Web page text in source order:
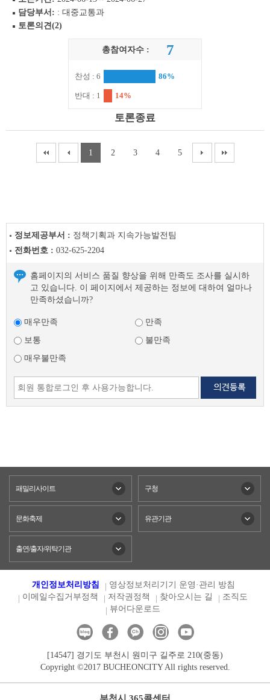
담당부서: : 대중교통과
토론의견(2)
총참여자수 : 7
찬성 : 6 86%
반대 : 1 14%
토론종료
1 2 3 4 5
정보제공부서 : 정책기획과 지속가능발전팀
전화번호 : 032-625-2204
홈페이지의 서비스 품질 향상을 위해 만족도 조사를 실시하
고 있습니다. 이 페이지에서 제공하는 정보에 대하여 얼마나
만족하셨습니까?
매우만족
만족
보통
불만족
매우불만족
패밀리사이트 구청
문화축제 유관기관
출연/출자/위탁기관
개인정보처리방침
영상정보처리기기 운영·관리 방침
이메일수집거부정책
저작권정책 찾아오시는 길
조직도
뷰어다운로드
[14547] 경기도 부천시 원미구 길주로 210(중동)
Copyright ©2017 BUCHEONCITY All rights reserved.